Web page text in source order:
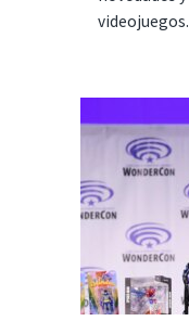
videojuegos.